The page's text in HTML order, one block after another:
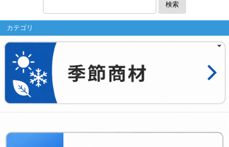
検索
カテゴリ